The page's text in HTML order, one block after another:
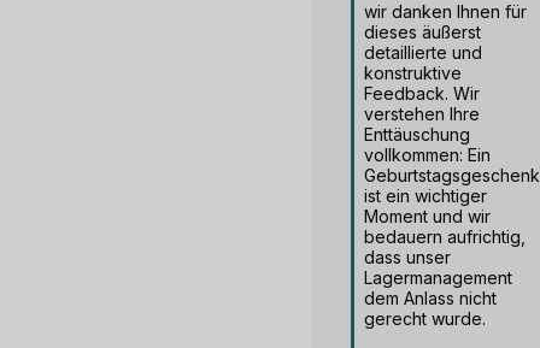
wir danken Ihnen für
dieses äußerst
detaillierte und
konstruktive
Feedback. Wir
verstehen Ihre
Enttäuschung
vollkommen: Ein
Geburtstagsgeschenk
ist ein wichtiger
Moment und wir
bedauern aufrichtig,
dass unser
Lagermanagement
dem Anlass nicht
gerecht wurde.